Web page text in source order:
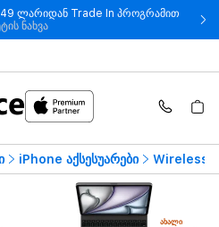
ლარიდან Trade In პროგრამით
ნახვა- iPhone 17 Pro მხოლოდ 2 649
iPhone აქსესუარები Wireless
ᲐᲮᲐᲚᲘ